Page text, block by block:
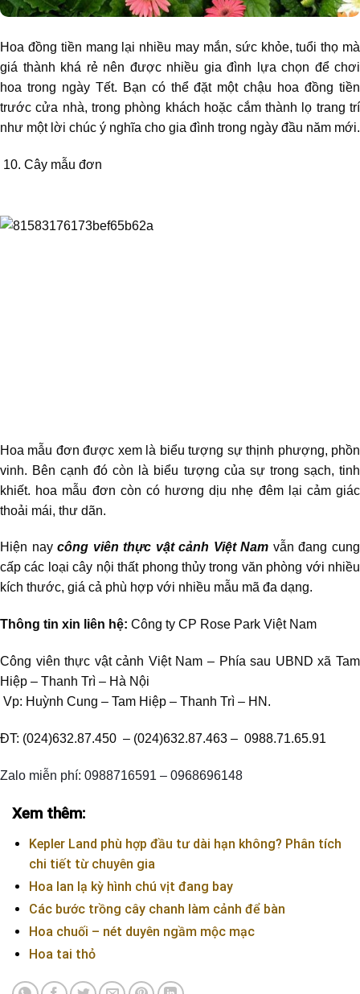
Hoa đồng tiền mang lại nhiều may mắn, sức khỏe, tuổi thọ mà
giá thành khá rẻ nên được nhiều gia đình lựa chọn để chơi
hoa trong ngày Tết. Bạn có thể đặt một chậu hoa đồng tiền
trước cửa nhà, trong phòng khách hoặc cắm thành lọ trang trí
như một lời chúc ý nghĩa cho gia đình trong ngày đầu năm mới.
10. Cây mẫu đơn
Hoa mẫu đơn được xem là biểu tượng sự thịnh phượng, phồn
vinh. Bên cạnh đó còn là biểu tượng của sự trong sạch, tinh
khiết. hoa mẫu đơn còn có hương dịu nhẹ đêm lại cảm giác
thoải mái, thư dãn.
Hiện naycông viên thực vật cảnh Việt Nam vẫn đang cung
cấp các loại cây nội thất phong thủy trong văn phòng với nhiều
kích thước, giá cả phù hợp với nhiều mẫu mã đa dạng.
Thông tin xin liên hệ: Công ty CP Rose Park Việt Nam
Công viên thực vật cảnh Việt Nam – Phía sau UBND xã Tam
Hiệp – Thanh Trì – Hà Nội
Vp: Huỳnh Cung – Tam Hiệp – Thanh Trì – HN.
ĐT: (024)632.87.450 – (024)632.87.463 – 0988.71.65.91
Zalo miễn phí: 0988716591 – 0968696148
Xem thêm:
Kepler Land phù hợp đầu tư dài hạn không? Phân tích
chi tiết từ chuyên gia
Hoa lan lạ kỳ hình chú vịt đang bay
Các bước trồng cây chanh làm cảnh để bàn
Hoa chuối – nét duyên ngầm mộc mạc
Hoa tai thỏ